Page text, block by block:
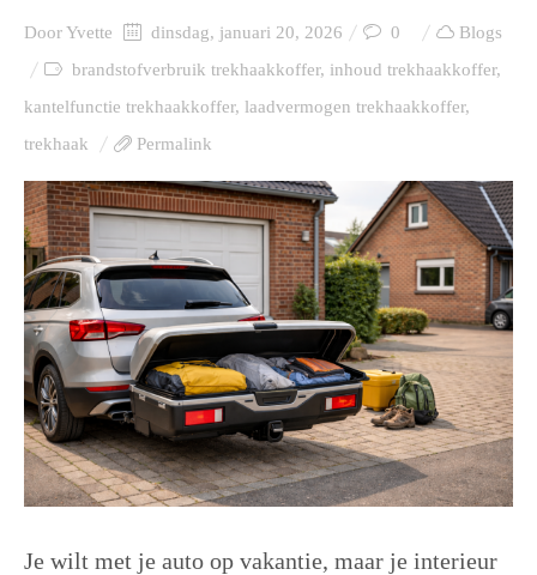
DoorYvette dinsdag, januari 20, 2026 0
Blogs
brandstofverbruik trekhaakkoffer, inhoud trekhaakkoffer,
kantelfunctie trekhaakkoffer, laadvermogen trekhaakkoffer,
trekhaak
Permalink
Je wilt met je auto op vakantie, maar je interieur